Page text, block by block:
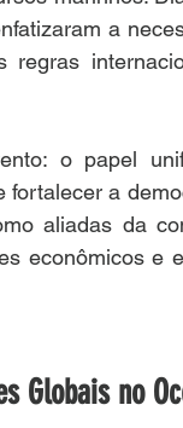
a
regras
o papel
fortalecer a
aliadas da
econômicos e
Globais no